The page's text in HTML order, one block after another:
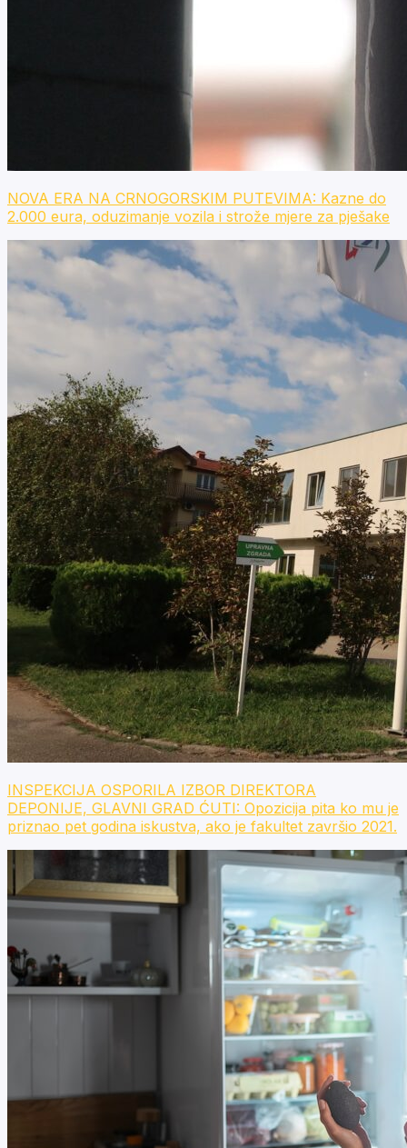
NOVA ERA NA CRNOGORSKIM PUTEVIMA: Kazne do
2.000 eura, oduzimanje vozila i strože mjere za pješake
INSPEKCIJA OSPORILA IZBOR DIREKTORA
DEPONIJE, GLAVNI GRAD ĆUTI: Opozicija pita ko mu je
priznao pet godina iskustva, ako je fakultet završio 2021.